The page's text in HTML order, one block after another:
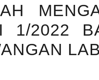
1/2022